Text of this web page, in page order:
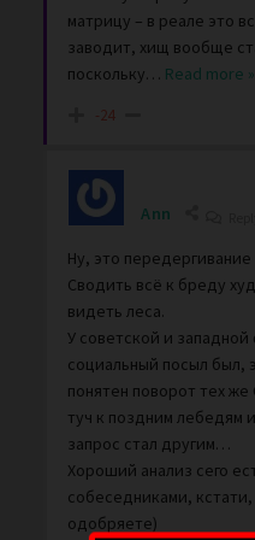
матрицу – в реале это
заводит, хищ вообще
поскольку… Read more »
-24
Ann
Ну, это передергивание
Сводить всё к бреду
видеть леса.
У советской и
социальный посыл был,
понятен поворот тех
туч к поздним лебедям
запрос стал другим…
Хороший анализ сего
собеседниками,
одобряете)